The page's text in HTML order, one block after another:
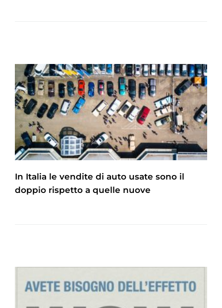
In Italia le vendite di auto usate sono il
doppio rispetto a quelle nuove